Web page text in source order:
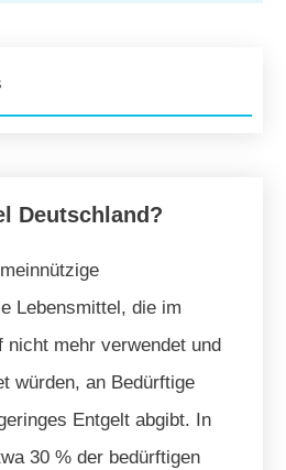
Deutschland?
Lebensmittel, die im
mehr verwendet und
würden, an Bedürftige
Entgelt abgibt. In
30 % der bedürftigen